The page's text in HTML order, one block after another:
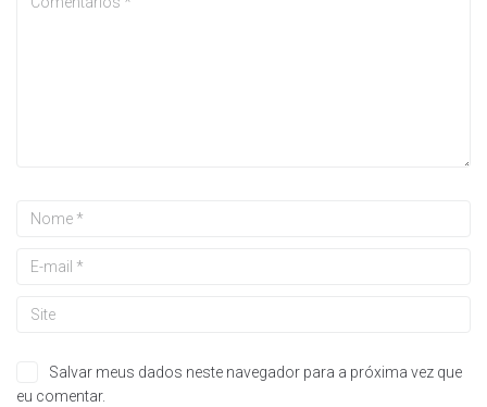
Salvar meus dados neste navegador para a próxima vez que
eu comentar.